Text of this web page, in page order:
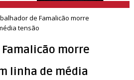
de Famalicão morre
tensão
morre
linha de média